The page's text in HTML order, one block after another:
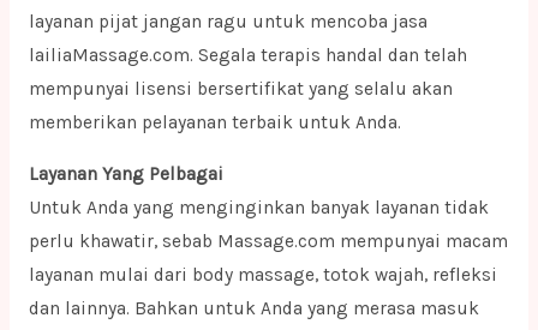
layanan pijat jangan ragu untuk mencoba jasa
lailiaMassage.com. Segala terapis handal dan telah
mempunyai lisensi bersertifikat yang selalu akan
memberikan pelayanan terbaik untuk Anda.
Layanan Yang Pelbagai
Untuk Anda yang menginginkan banyak layanan tidak
perlu khawatir, sebab Massage.com mempunyai macam
layanan mulai dari body massage, totok wajah, refleksi
dan lainnya. Bahkan untuk Anda yang merasa masuk